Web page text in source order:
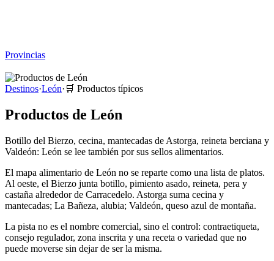
Provincias
Destinos·León· 🛒 Productos típicos
Productos de León
Botillo del Bierzo, cecina, mantecadas de Astorga, reineta berciana y
Valdeón: León se lee también por sus sellos alimentarios.
El mapa alimentario de León no se reparte como una lista de platos.
Al oeste, el Bierzo junta botillo, pimiento asado, reineta, pera y
castaña alrededor de Carracedelo. Astorga suma cecina y
mantecadas; La Bañeza, alubia; Valdeón, queso azul de montaña.
La pista no es el nombre comercial, sino el control: contraetiqueta,
consejo regulador, zona inscrita y una receta o variedad que no
puede moverse sin dejar de ser la misma.